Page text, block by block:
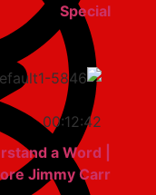
Special
00:12:42
a Word |
More Jimmy Carr